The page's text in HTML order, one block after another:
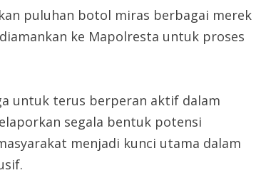
puluhan botol miras berbagai merek
ke Mapolresta untuk proses
untuk terus berperan aktif dalam
segala bentuk potensi
menjadi kunci utama dalam